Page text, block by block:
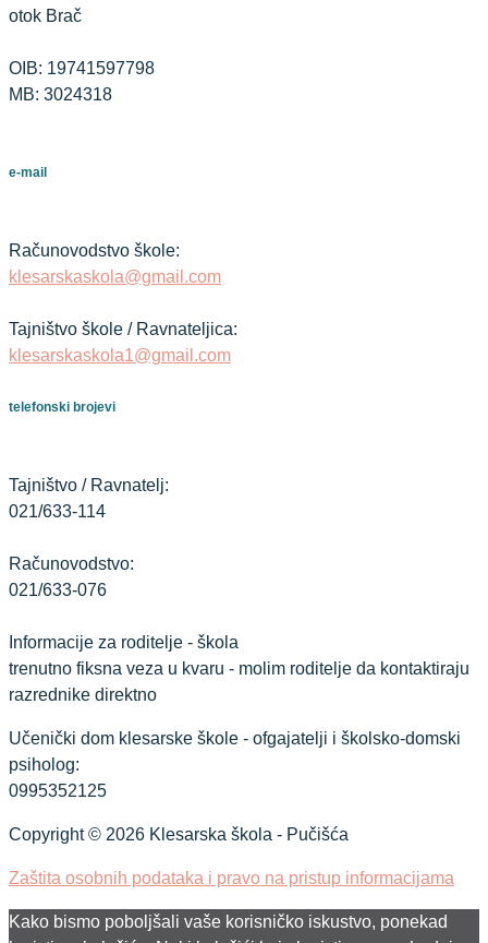
otok Brač
OIB: 19741597798
MB: 3024318
e-mail
Računovodstvo škole:
klesarskaskola@gmail.com
Tajništvo škole / Ravnateljica:
klesarskaskola1@gmail.com
telefonski brojevi
Tajništvo / Ravnatelj:
021/633-114
Računovodstvo:
021/633-076
Informacije za roditelje - škola
trenutno fiksna veza u kvaru - molim roditelje da kontaktiraju
razrednike direktno
Učenički dom klesarske škole - ofgajatelji i školsko-domski
psiholog:
0995352125
Copyright © 2026 Klesarska škola - Pučišća
Zaštita osobnih podataka i pravo na pristup informacijama
Kako bismo poboljšali vaše korisničko iskustvo, ponekad